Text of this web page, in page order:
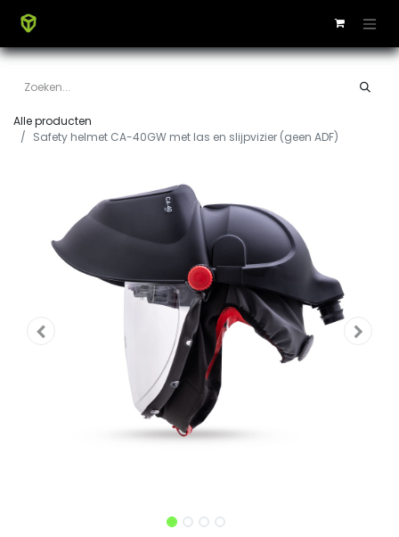
Alle producten
Safety helmet CA-40GW met las en slijpvizier (geen ADF)